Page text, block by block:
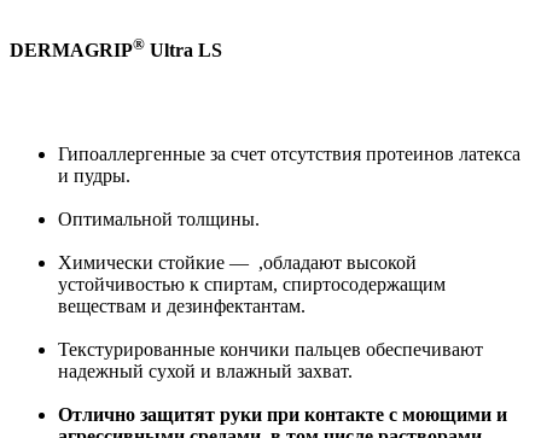
DERMAGRIP® Ultra LS
Гипоаллергенные за счет отсутствия протеинов латекса
и пудры.
Оптимальной толщины.
Химически стойкие — ,обладают высокой
устойчивостью к спиртам, спиртосодержащим
веществам и дезинфектантам.
Текстурированные кончики пальцев обеспечивают
надежный сухой и влажный захват.
Отлично защитят руки при контакте с моющими и